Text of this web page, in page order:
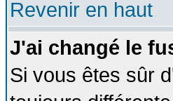
Revenir en haut
J'ai changé le
Si vous êtes sûr